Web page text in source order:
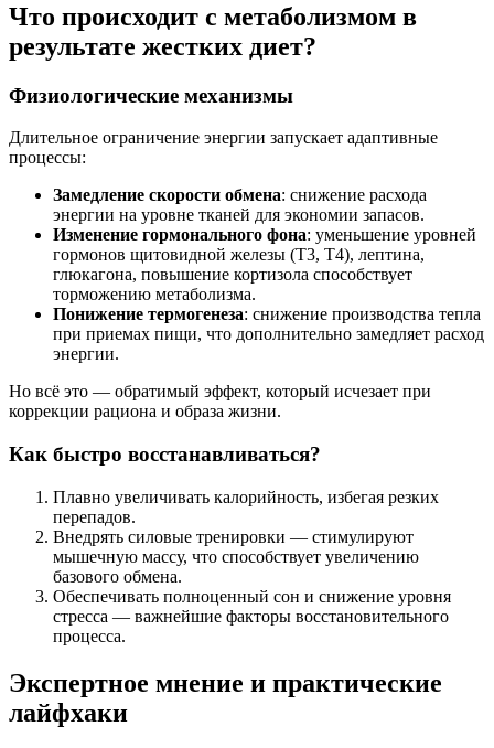
Что происходит с метаболизмом в
результате жестких диет?
Физиологические механизмы
Длительное ограничение энергии запускает адаптивные
процессы:
Замедление скорости обмена: снижение расхода
энергии на уровне тканей для экономии запасов.
Изменение гормонального фона: уменьшение уровней
гормонов щитовидной железы (Т3, Т4), лептина,
глюкагона, повышение кортизола способствует
торможению метаболизма.
Понижение термогенеза: снижение производства тепла
при приемах пищи, что дополнительно замедляет расход
энергии.
Но всё это — обратимый эффект, который исчезает при
коррекции рациона и образа жизни.
Как быстро восстанавливаться?
Плавно увеличивать калорийность, избегая резких
перепадов.
Внедрять силовые тренировки — стимулируют
мышечную массу, что способствует увеличению
базового обмена.
Обеспечивать полноценный сон и снижение уровня
стресса — важнейшие факторы восстановительного
процесса.
Экспертное мнение и практические
лайфхаки